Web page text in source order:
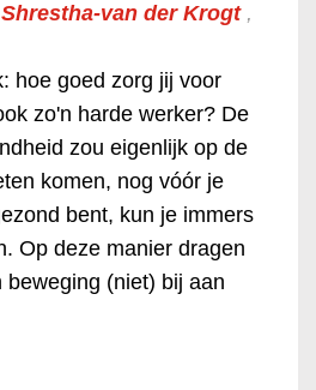
van der Krogt ,
hoe goed zorg jij voor
zo'n harde werker? De
zou eigenlijk op de
komen, nog vóór je
bent, kun je immers
Op deze manier dragen
(niet) bij aan